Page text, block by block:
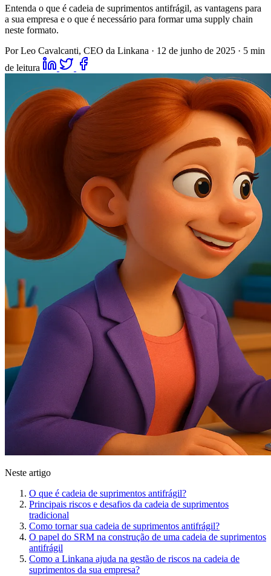
Entenda o que é cadeia de suprimentos antifrágil, as vantagens para
a sua empresa e o que é necessário para formar uma supply chain
neste formato.
Por Leo Cavalcanti, CEO da Linkana · 12 de junho de 2025 · 5 min
de leitura
Neste artigo
O que é cadeia de suprimentos antifrágil?
Principais riscos e desafios da cadeia de suprimentos
tradicional
Como tornar sua cadeia de suprimentos antifrágil?
O papel do SRM na construção de uma cadeia de suprimentos
antifrágil
Como a Linkana ajuda na gestão de riscos na cadeia de
suprimentos da sua empresa?